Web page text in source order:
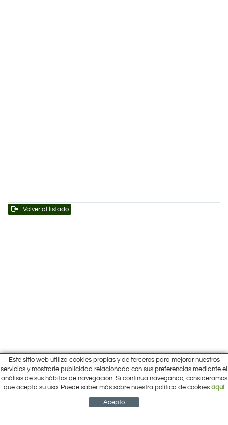
Volver al listado
Inicio
Ofertas
Marcas
Pol. Cantalgallo Calle A Naves 10-12
ARACENA (Huelva)
959 12 63 64
info@electrobricogarden.com
CUENTA CESTA
Este sitio web utiliza cookies propias y de terceros para mejorar nuestros
servicios y mostrarle publicidad relacionada con sus preferencias mediante el
análisis de sus hábitos de navegación. Si continua navegando, consideramos
que acepta su uso. Puede saber más sobre nuestra política de cookies aquí
Acepto